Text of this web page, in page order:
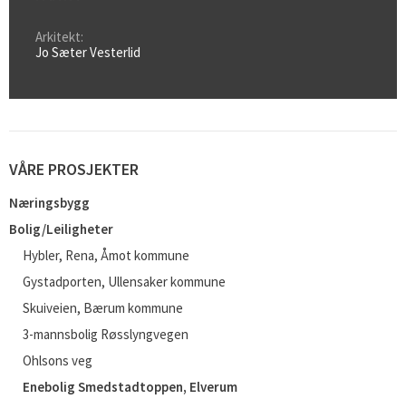
VÅRE PROSJEKTER
Næringsbygg
Bolig/Leiligheter
Hybler, Rena, Åmot kommune
Gystadporten, Ullensaker kommune
Skuiveien, Bærum kommune
3-mannsbolig Røsslyngvegen
Ohlsons veg
Enebolig Smedstadtoppen, Elverum
Arkitekt:
Jo Sæter Vesterlid